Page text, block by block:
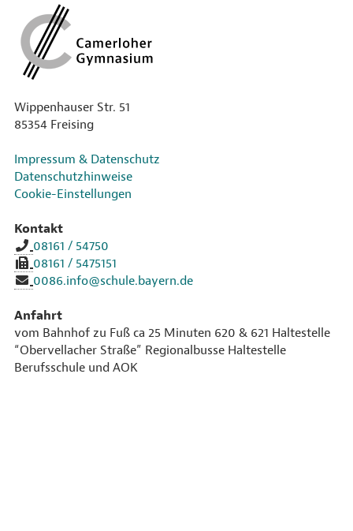
Wippenhauser Str. 51
85354 Freising
Impressum & Datenschutz
Datenschutzhinweise
Cookie-Einstellungen
Kontakt
08161 / 54750
08161 / 5475151
0086.info@schule.bayern.de
Anfahrt
vom Bahnhof zu Fuß ca 25 Minuten 620 & 621 Haltestelle
“Obervellacher Straße” Regionalbusse Haltestelle
Berufsschule und AOK